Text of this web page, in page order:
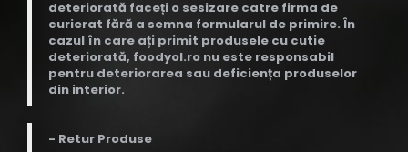
deteriorată faceți o sesizare catre firma de
curierat fără a semna formularul de primire. În
cazul în care ați primit produsele cu cutie
deteriorată, foodyol.ro nu este responsabil
pentru deteriorarea sau deficiența produselor
din interior.
- Retur Produse